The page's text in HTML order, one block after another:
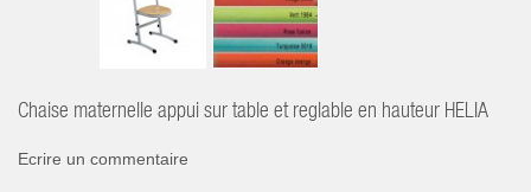
Chaise maternelle appui sur table et reglable en hauteur HELIA
Ecrire un commentaire